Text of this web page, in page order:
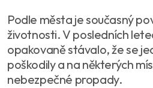
Podle města je současný
životnosti. V posledních
opakovaně stávalo, že se
poškodily a na některých
nebezpečné propady.